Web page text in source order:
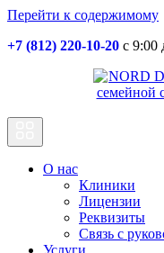
Перейти к содержимому
+7 (812) 220-10-20 с 9:00
Основная
навигация
О нас
Клиники
Лицензии
Реквизиты
Связь с
Услуги